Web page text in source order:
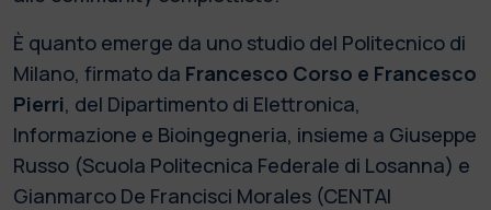
È quanto emerge da uno studio del Politecnico di
Milano, firmato da Francesco Corso e Francesco
Pierri, del Dipartimento di Elettronica,
Informazione e Bioingegneria, insieme a Giuseppe
Russo (Scuola Politecnica Federale di Losanna) e
Gianmarco De Francisci Morales (CENTAI